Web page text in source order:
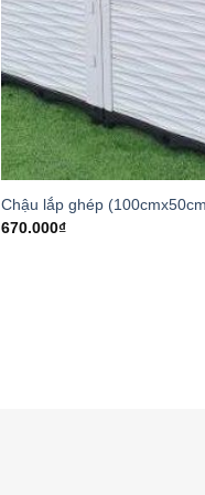
Chậu lắp ghép
670.000₫